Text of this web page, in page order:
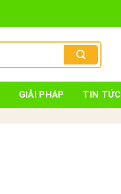
GIẢI PHÁP TIN TỨC